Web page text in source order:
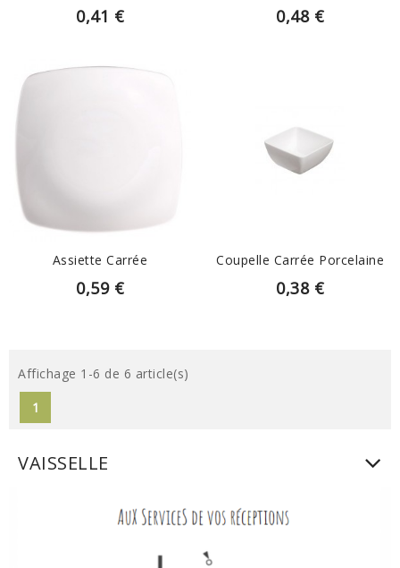
0,41 € 0,48 €
Assiette Carrée
0,59 €
EN SAVOIR PLUS
Coupelle Carrée Porcelaine
0,38 €
Affichage 1-6 de 6 article(s)
1
VAISSELLE